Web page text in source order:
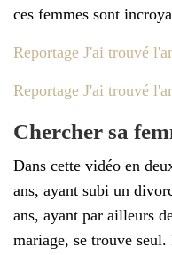
ces femmes sont
Reportage J'ai trouvé
Reportage J'ai trouvé
Chercher sa
Dans cette vidéo en
ans, ayant subi un
ans, ayant par ailleurs
mariage, se trouve